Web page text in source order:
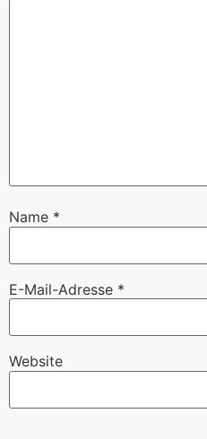
Name *
E-Mail-Adresse *
Website